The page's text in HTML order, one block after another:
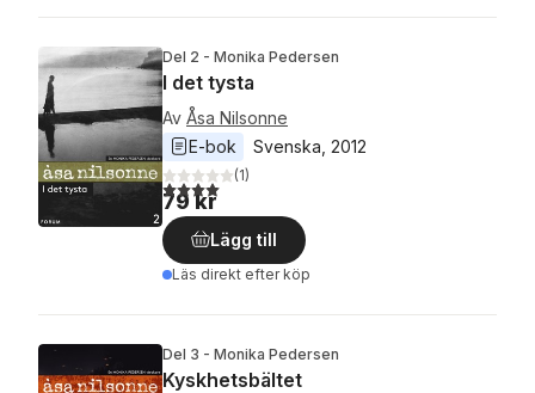
Del 2 - Monika Pedersen
I det tysta
Av Åsa Nilsonne
E-bok
Svenska 2012
4,0utav 5 stjärnor. Totalt antal röster:
(1)
79 kr
Lägg till
Läs direkt efter köp
Del 3 - Monika Pedersen
Kyskhetsbältet